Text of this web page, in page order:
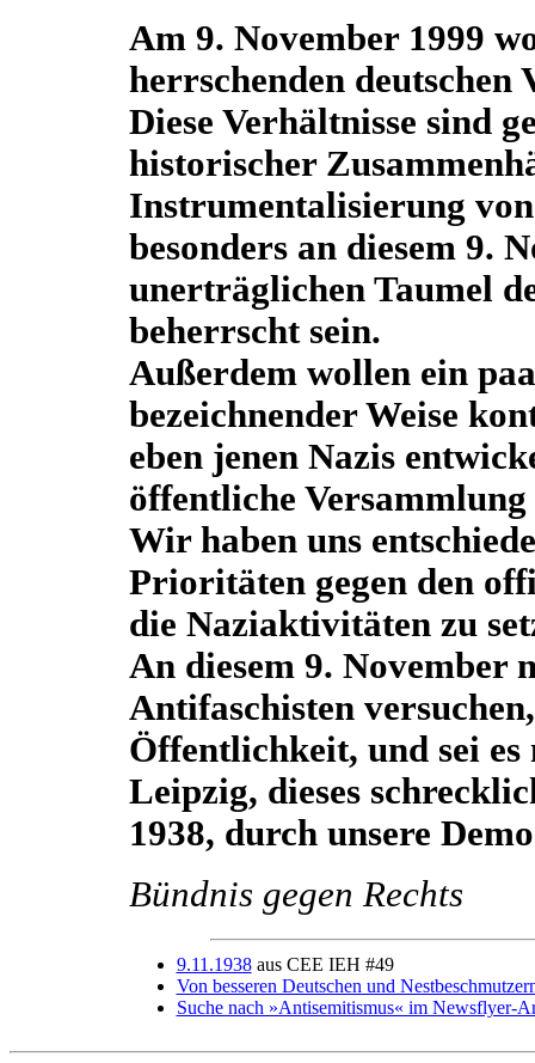
Am 9. November 1999
herrschenden deutschen
Diese Verhältnisse sind
historischer
Instrumentalisierung
besonders an diesem 9.
unerträglichen Taumel
beherrscht sein.
Außerdem wollen ein
bezeichnender Weise
eben jenen Nazis
öffentliche
Wir haben uns
Prioritäten gegen den
die Naziaktivitäten zu
An diesem 9. November
Antifaschisten
Öffentlichkeit, und sei
Leipzig, dieses
1938, durch unsere
Bündnis gegen Rechts
9.11.1938aus CEE IEH #49
Von besseren Deutschen und
Suche nach »Antisemitismus« im Newsflyer-